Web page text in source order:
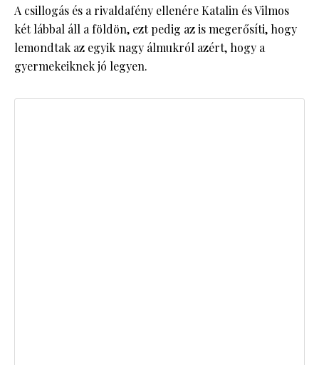
A csillogás és a rivaldafény ellenére Katalin és Vilmos
két lábbal áll a földön, ezt pedig az is megerősíti, hogy
lemondtak az egyik nagy álmukról azért, hogy a
gyermekeiknek jó legyen.